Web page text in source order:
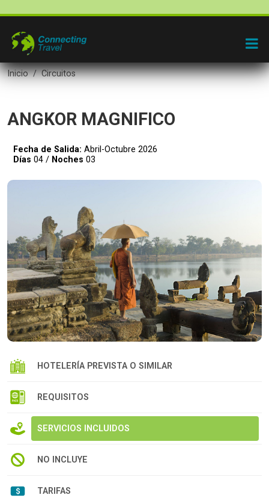
Inicio Circuitos
ANGKOR MAGNIFICO
Fecha de Salida: Abril-Octubre 2026
Días 04 / Noches 03
HOTELERÍA PREVISTA O SIMILAR
REQUISITOS
SERVICIOS INCLUIDOS
NO INCLUYE
TARIFAS